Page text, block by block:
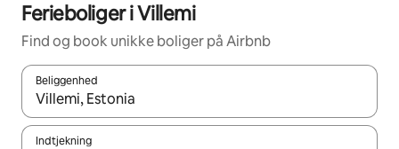
Ferieboliger i Villemi
Find og book unikke boliger på Airbnb
Beliggenhed
Når resultaterne er tilgængelige, skal du navigere med
Indtjekning